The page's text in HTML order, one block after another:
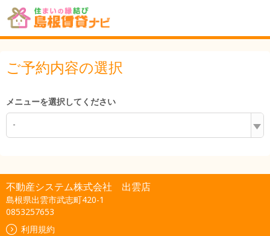
ご予約内容の選択
メニューを選択してください
-
不動産システム株式会社 出雲店
島根県出雲市武志町420-1
0853257653
利用規約